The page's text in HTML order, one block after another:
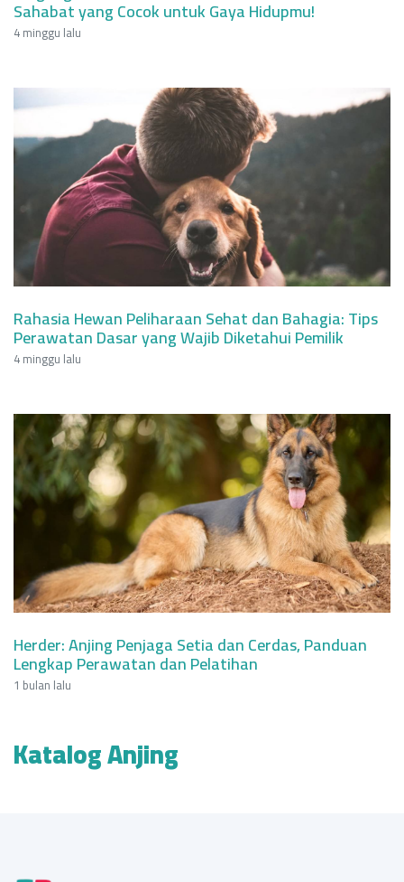
Sahabat yang Cocok untuk Gaya Hidupmu!
4 minggu lalu
Rahasia Hewan Peliharaan Sehat dan Bahagia: Tips
Perawatan Dasar yang Wajib Diketahui Pemilik
4 minggu lalu
Herder: Anjing Penjaga Setia dan Cerdas, Panduan
Lengkap Perawatan dan Pelatihan
1 bulan lalu
Katalog Anjing